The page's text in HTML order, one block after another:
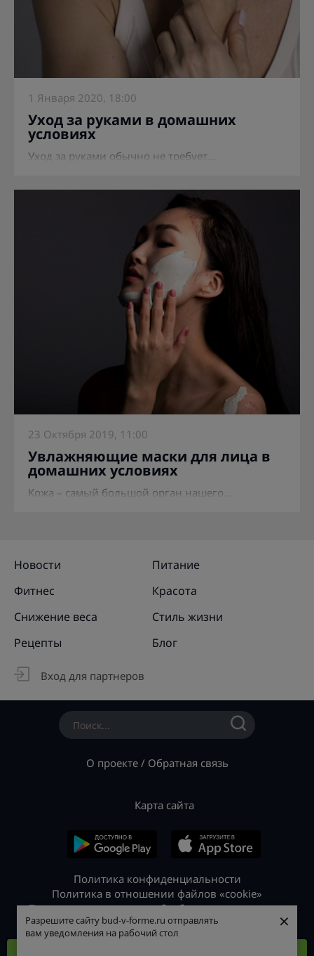
Разрешите сайту bud-v-forme.ru отправлять
вам уведомления на рабочий стол
×
Разрешите сайту bud-v-forme.ru отправлять
вам уведомления на рабочий стол
×
1 Января 2020, 18:00
Уход за руками в домашних
условиях
Уход за руками обычно не требует...
23 Октября 2019, 11:00
Увлажняющие маски для лица в
домашних условиях
Кожа – самый большой орган нашего...
Новости
Питание
Фитнес
Красота
Снижение веса
Стиль жизни
Рецепты
Блог
Вход для партнеров
О проекте/ Обратная связь
Карта сайта
Политика конфиденциальности
Политика в отношении файлов «cookie»
Политика в отношении обработки персональных
данных
© 2026 «Будь в форме»